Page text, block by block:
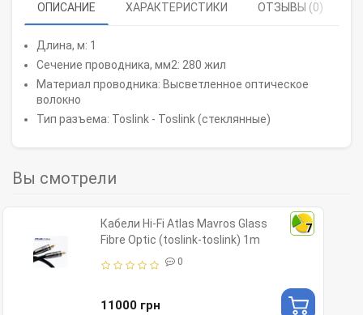
ОПИСАНИЕ ХАРАКТЕРИСТИКИ ОТЗЫВЫ (0)
Длина, м: 1
Сечение проводника, мм2: 280 жил
Материал проводника: Высветленное оптическое
волокно
Тип разъема: Toslink - Toslink (стеклянные)
Вы смотрели
7
Кабели Hi-Fi Atlas Mavros Glass
Fibre Optic (toslink-toslink) 1m
0
11000 грн